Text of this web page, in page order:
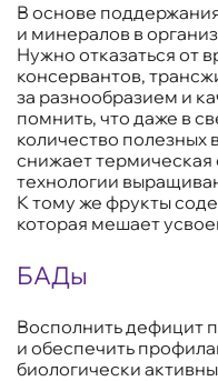
В основе
и минералов в
Нужно отказаться от
консервантов,
за разнообразием и
помнить, что даже в
количество полезных
снижает
технологии
К тому же фрукты
которая мешает
БАДы
Восполнить дефицит
и обеспечить
биологически